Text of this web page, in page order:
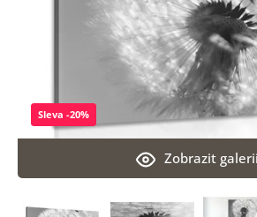
Zobrazit galerii
Sleva -20%